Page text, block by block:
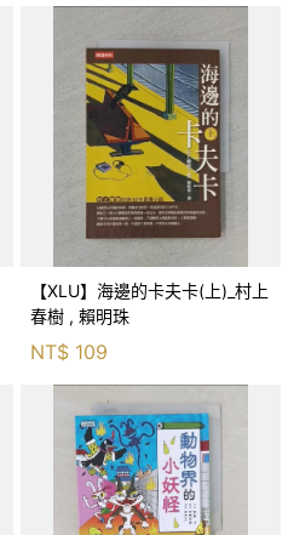
【XLU】海邊的卡夫卡(上)_村上
春樹 , 賴明珠
NT$ 109